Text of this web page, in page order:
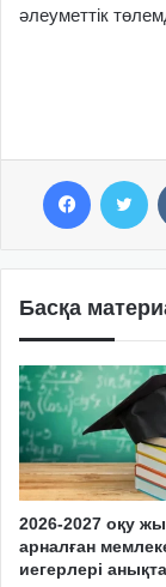
әлеуметтік
Басқа
2026-2027 оқу
арналған
иегерлері